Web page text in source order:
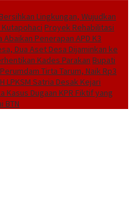
Lingkungan, Wujudkan
Proyek Rehabilitasi
Abaikan Penerapan APD K3
Dua Aset Desa Dijaminkan ke
Kades Parakan Bupati
Tirta Tarum, Naik Rp3
LPKSM Satria Desak Kejari
Kasus Dugaan KPR Fiktif yang
BTN